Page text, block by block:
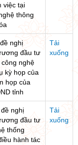
việc tại
thông
nghị
đầu tư
nghệ
kỳ họp của
họp của
tỉnh
Tải
xuống
nghị
đầu tư
thống
hành tác
Tải
xuống